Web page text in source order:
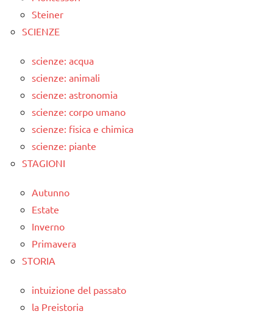
Steiner
SCIENZE
scienze: acqua
scienze: animali
scienze: astronomia
scienze: corpo umano
scienze: fisica e chimica
scienze: piante
STAGIONI
Autunno
Estate
Inverno
Primavera
STORIA
intuizione del passato
la Preistoria